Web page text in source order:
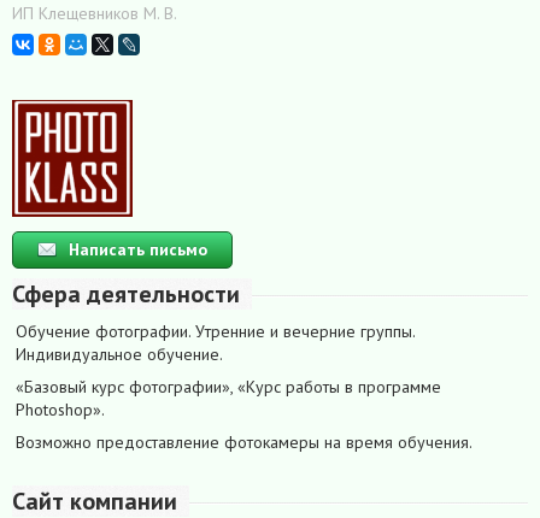
ИП Клещевников М. В.
Написать письмо
Сфера деятельности
Обучение фотографии. Утренние и вечерние группы.
Индивидуальное обучение.
«Базовый курс фотографии», «Курс работы в программе
Photoshop».
Возможно предоставление фотокамеры на время обучения.
Сайт компании